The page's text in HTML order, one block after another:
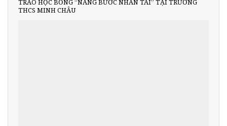
TRAO HỌC BỔNG “NÂNG BƯỚC NHÂN TÀI” TẠI TRƯỜNG
THCS MINH CHÂU